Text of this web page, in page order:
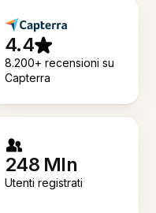
4.4
8.200+ recensioni su
Capterra
248 Mln
Utenti registrati